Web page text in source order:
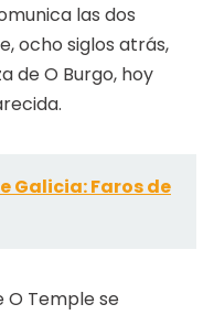
las dos
ocho siglos atrás,
de O Burgo, hoy
Galicia: Faros de
O Temple se